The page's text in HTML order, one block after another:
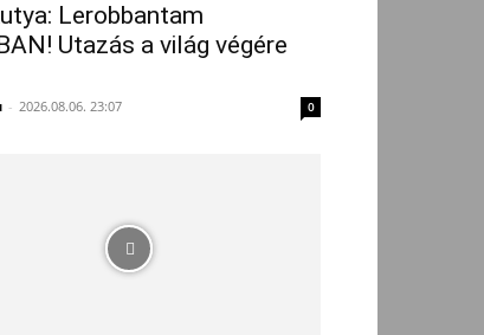
Lerobbantam
Utazás a világ végére
- 2026.08.06. 23:07 0